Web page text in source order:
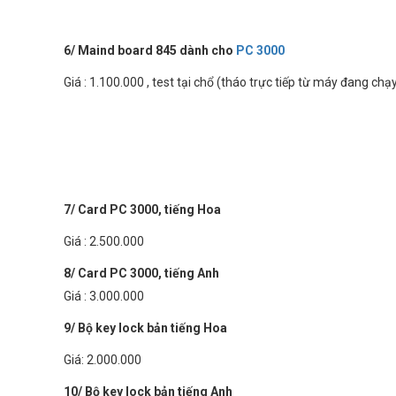
6/ Maind board 845 dành cho PC 3000
Giá : 1.100.000 , test tại chổ (tháo trực tiếp từ máy đang
7/ Card PC 3000, tiếng Hoa
Giá : 2.500.000
8/ Card PC 3000, tiếng Anh
Giá : 3.000.000
9/ Bộ key lock bản tiếng Hoa
Giá: 2.000.000
10/ Bộ key lock bản tiếng Anh